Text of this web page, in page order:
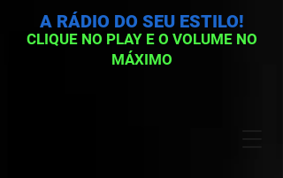
CLIQUE NO PLAY E O VOLUME NO
MÁXIMO
A RÁDIO DO SEU ESTILO!